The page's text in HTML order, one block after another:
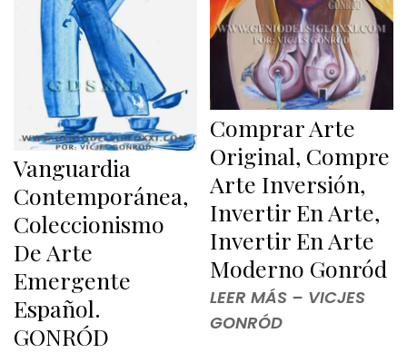
Vanguardia
Contemporánea,
Coleccionismo
De Arte
Emergente
Español.
GONRÓD
Comprar Arte
Original, Compre
Arte Inversión,
Invertir En Arte,
Invertir En Arte
Moderno Gonród
LEER MÁS – VICJES
GONRÓD